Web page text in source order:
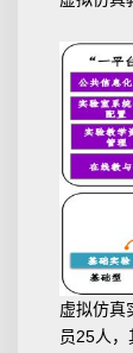
虚拟仿真
员25人